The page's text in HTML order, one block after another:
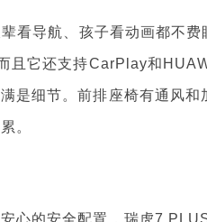
导航、孩子看动画都不费
且它还支持CarPlay和
是细节。前排座椅有通风
。
的安全配置，瑞虎7